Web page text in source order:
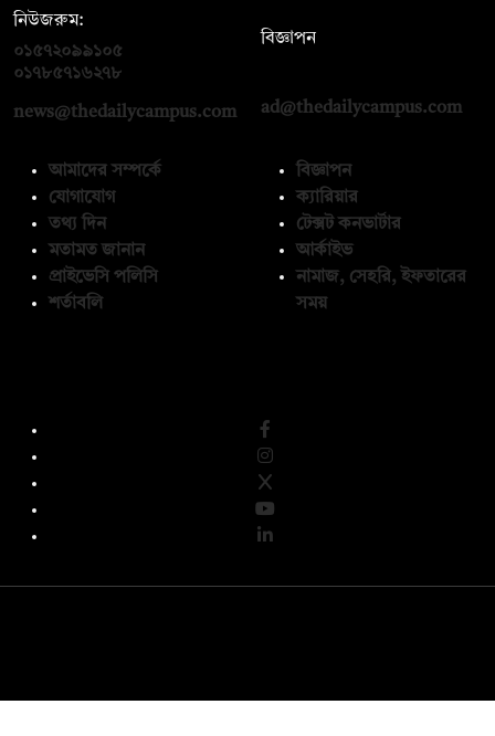
নিউজরুম:
০১৫৭২০৯৯১০৫
০১৭৮৫৭১৬২৭৮
news@thedailycampus.com
বিজ্ঞাপন
ad@thedailycampus.com
আমাদের সম্পর্কে
যোগাযোগ
তথ্য দিন
মতামত জানান
প্রাইভেসি পলিসি
শর্তাবলি
বিজ্ঞাপন
ক্যারিয়ার
টেক্সট কনভার্টার
আর্কাইভ
নামাজ, সেহরি, ইফতারের
সময়